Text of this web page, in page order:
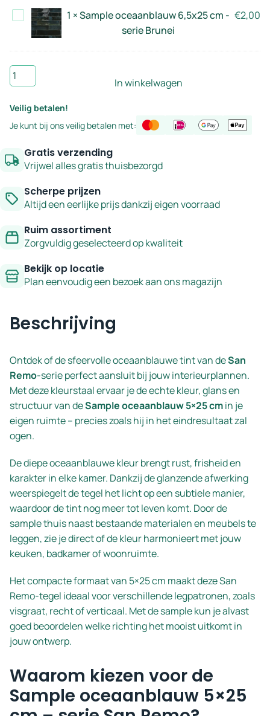
Remo
-
serie
Nissel
Sample
oceaanblauw
serie
Brunei
1 ×Sample oceaanblauw 6,5x25 cm -
serie Brunei
€2,00
Sample
oceaanblauw
5x25
-
serie
San
aantal
In winkelwagen
Veilig betalen!
Je kunt bij ons veilig betalen met:
Gratis verzending
Vrijwel alles gratis thuisbezorgd
Scherpe prijzen
Altijd een eerlijke prijs dankzij eigen voorraad
Ruim assortiment
Zorgvuldig geselecteerd op kwaliteit
Bekijk op locatie
Plan eenvoudig een bezoek aan ons magazijn
Beschrijving
Ontdek of de sfeervolle oceaanblauwe tint van deSan
Remo-serie perfect aansluit bij jouw interieurplannen.
Met deze kleurstaal ervaar je de echte kleur, glans en
structuur van deSample oceaanblauw 5×25 cmin je
eigen ruimte – precies zoals hij in het eindresultaat zal
ogen.
De diepe oceaanblauwe kleur brengt rust, frisheid en
karakter in elke kamer. Dankzij de glanzende afwerking
weerspiegelt de tegel het licht op een subtiele manier,
waardoor de tint nog meer tot leven komt. Door de
sample thuis naast bestaande materialen en meubels te
leggen, zie je direct of de kleur harmonieert met jouw
keuken, badkamer of woonruimte.
Het compacte formaat van 5×25 cm maakt deze San
Remo-tegel ideaal voor verschillende legpatronen, zoals
visgraat, recht of verticaal. Met de sample kun je alvast
goed beoordelen welke richting het mooist uitkomt in
jouw ontwerp.
Waarom kiezen voor de
Sample oceaanblauw 5×25